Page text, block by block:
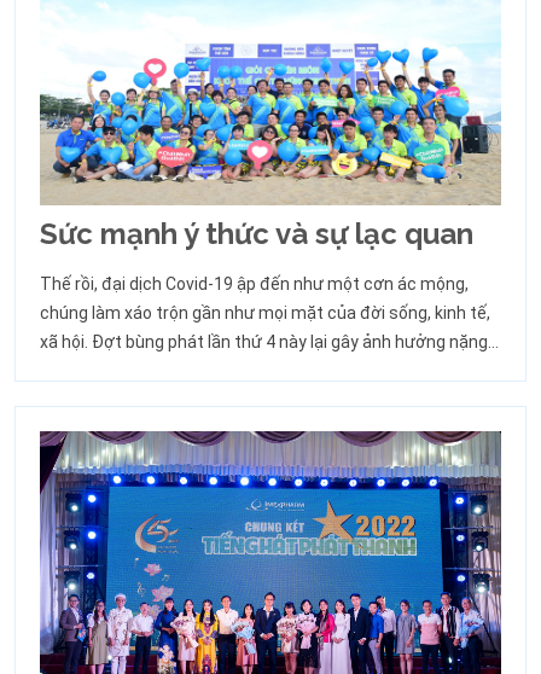
Sức mạnh ý thức và sự lạc quan
Thế rồi, đại dịch Covid-19 ập đến như một cơn ác mộng,
chúng làm xáo trộn gần như mọi mặt của đời sống, kinh tế,
xã hội. Đợt bùng phát lần thứ 4 này lại gây ảnh hưởng nặng
động rất lớn của đợt dịch lần này